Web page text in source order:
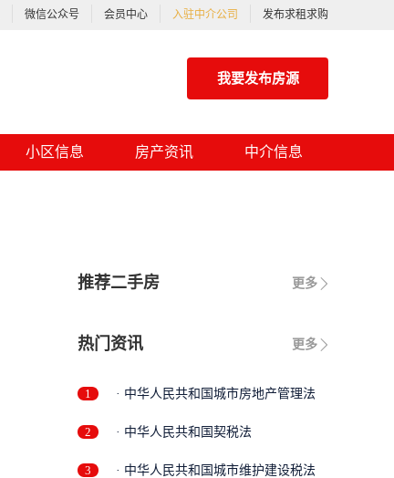
微信公众号 会员中心 入驻中介公司 发布求租求购
我要发布房源
小区信息 房产资讯 中介信息
更多
推荐二手房
更多
热门资讯
1 · 中华人民共和国城市房地产管理法
2 · 中华人民共和国契税法
3 · 中华人民共和国城市维护建设税法